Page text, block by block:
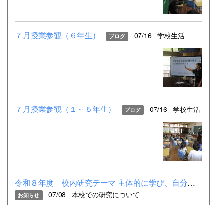
７月授業参観（６年生） ブログ 07/16 学校生活
７月授業参観（１～５年生） ブログ 07/16 学校生活
令和８年度 校内研究テーマ 主体的に学び、自分の考えを深め、進...
お知らせ 07/08 本校での研究について